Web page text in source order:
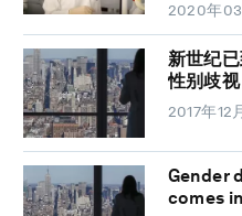
2020年03
新世纪
性别歧视
2017年12
Gender
comes